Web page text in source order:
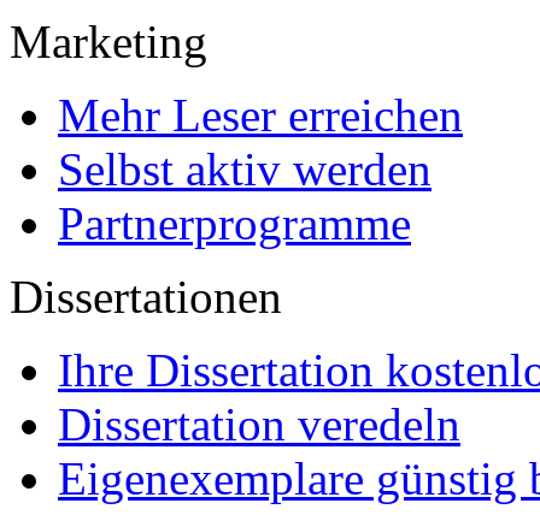
Marketing
Mehr Leser erreichen
Selbst aktiv werden
Partnerprogramme
Dissertationen
Ihre Dissertation
Dissertation veredeln
Eigenexemplare günstig